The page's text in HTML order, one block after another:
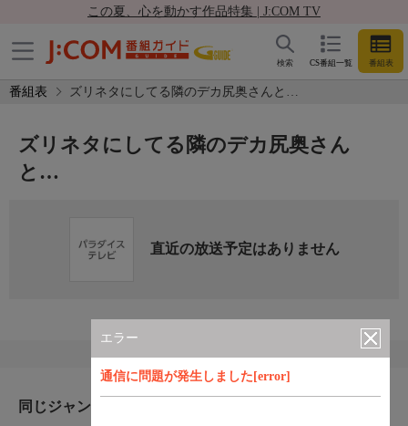
この夏、心を動かす作品特集 | J:COM TV
CS番組一覧 番組表
検索
番組表 ズリネタにしてる隣のデカ尻奥さんと…
エラー
通信に問題が発生しました[error]
ズリネタにしてる隣のデカ尻奥さん
と…
直近の放送予定はありません
同じジャンルのおすすめ番組